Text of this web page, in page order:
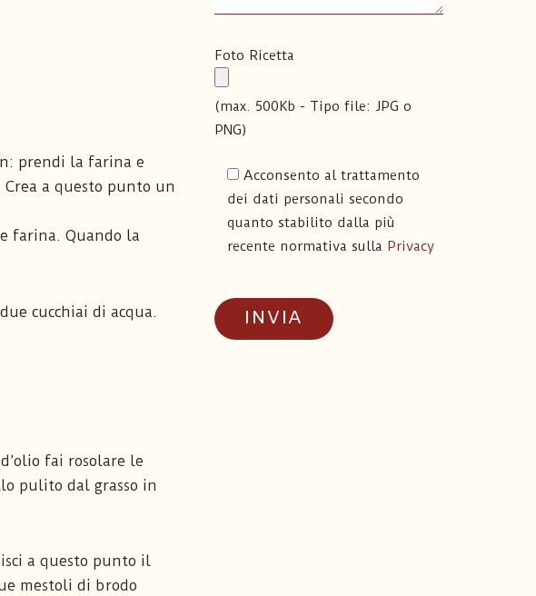
prendi la farina e
a questo punto un
farina. Quando la
cucchiai di acqua.
fai rosolare le
pulito dal grasso in
a questo punto il
mestoli di brodo
Foto Ricetta
(max. 500Kb - Tipo file: JPG o
PNG)
Acconsento al trattamento
dei dati personali secondo
quanto stabilito dalla più
recente normativa sulla Privacy